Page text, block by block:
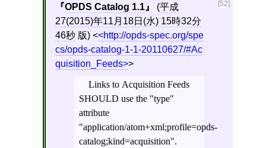
[52]
OPDS Catalog 1.1 (平成
27(2015)年11月18日(水) 15時32分
46秒版) < http://opds-spec.org/spe
cs/opds-catalog-1-1-20110627/#Ac
quisition_Feeds >
Links to Acquisition Feeds
SHOULD use the "type"
attribute
"application/atom+xml;profile=opds-
catalog;kind=acquisition".